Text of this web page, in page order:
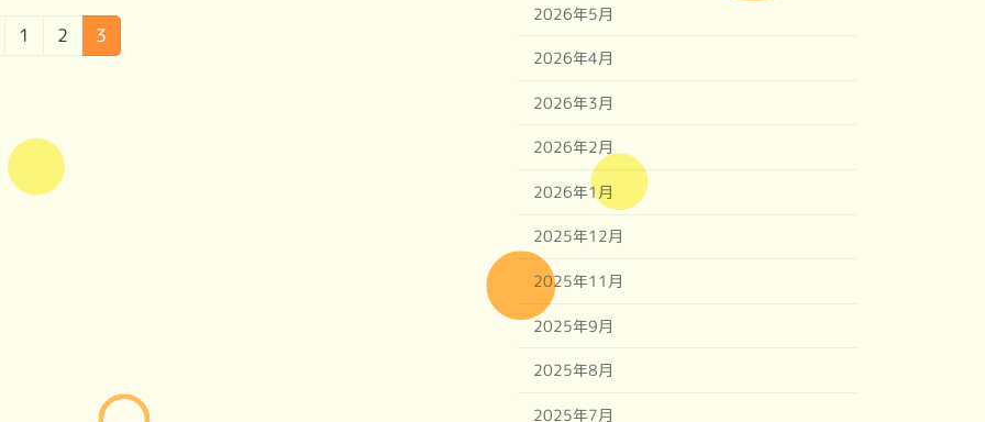
固
ジ
1
固
2
固
定
3
2026年5月
2026年4月
2026年3月
2026年2月
2026年1月
2025年12月
2025年11月
2025年9月
2025年8月
2025年7月